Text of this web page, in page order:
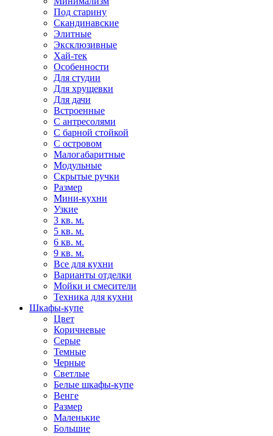
Под старину
Скандинавские
Элитные
Эксклюзивные
Хай-тек
Особенности
Для студии
Для хрущевки
Для дачи
Встроенные
С антресолями
С барной стойкой
С островом
Малогабаритные
Модульные
Скрытые ручки
Размер
Мини-кухни
Узкие
3 кв. м.
5 кв. м.
6 кв. м.
9 кв. м.
Все для кухни
Варианты отделки
Мойки и смесители
Техника для кухни
Шкафы-купе
Цвет
Коричневые
Серые
Темные
Черные
Светлые
Белые шкафы-купе
Венге
Размер
Маленькие
Большие